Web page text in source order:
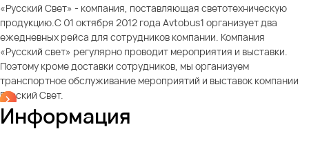
«Русский Свет» - компания, поставляющая светотехническую
продукцию.С 01 октября 2012 года Avtobus1 организует два
ежедневных рейса для сотрудников компании. Компания
«Русский свет» регулярно проводит мероприятия и выставки.
Поэтому кроме доставки сотрудников, мы организуем
транспортное обслуживание мероприятий и выставок компании
Русский Свет.
Информация